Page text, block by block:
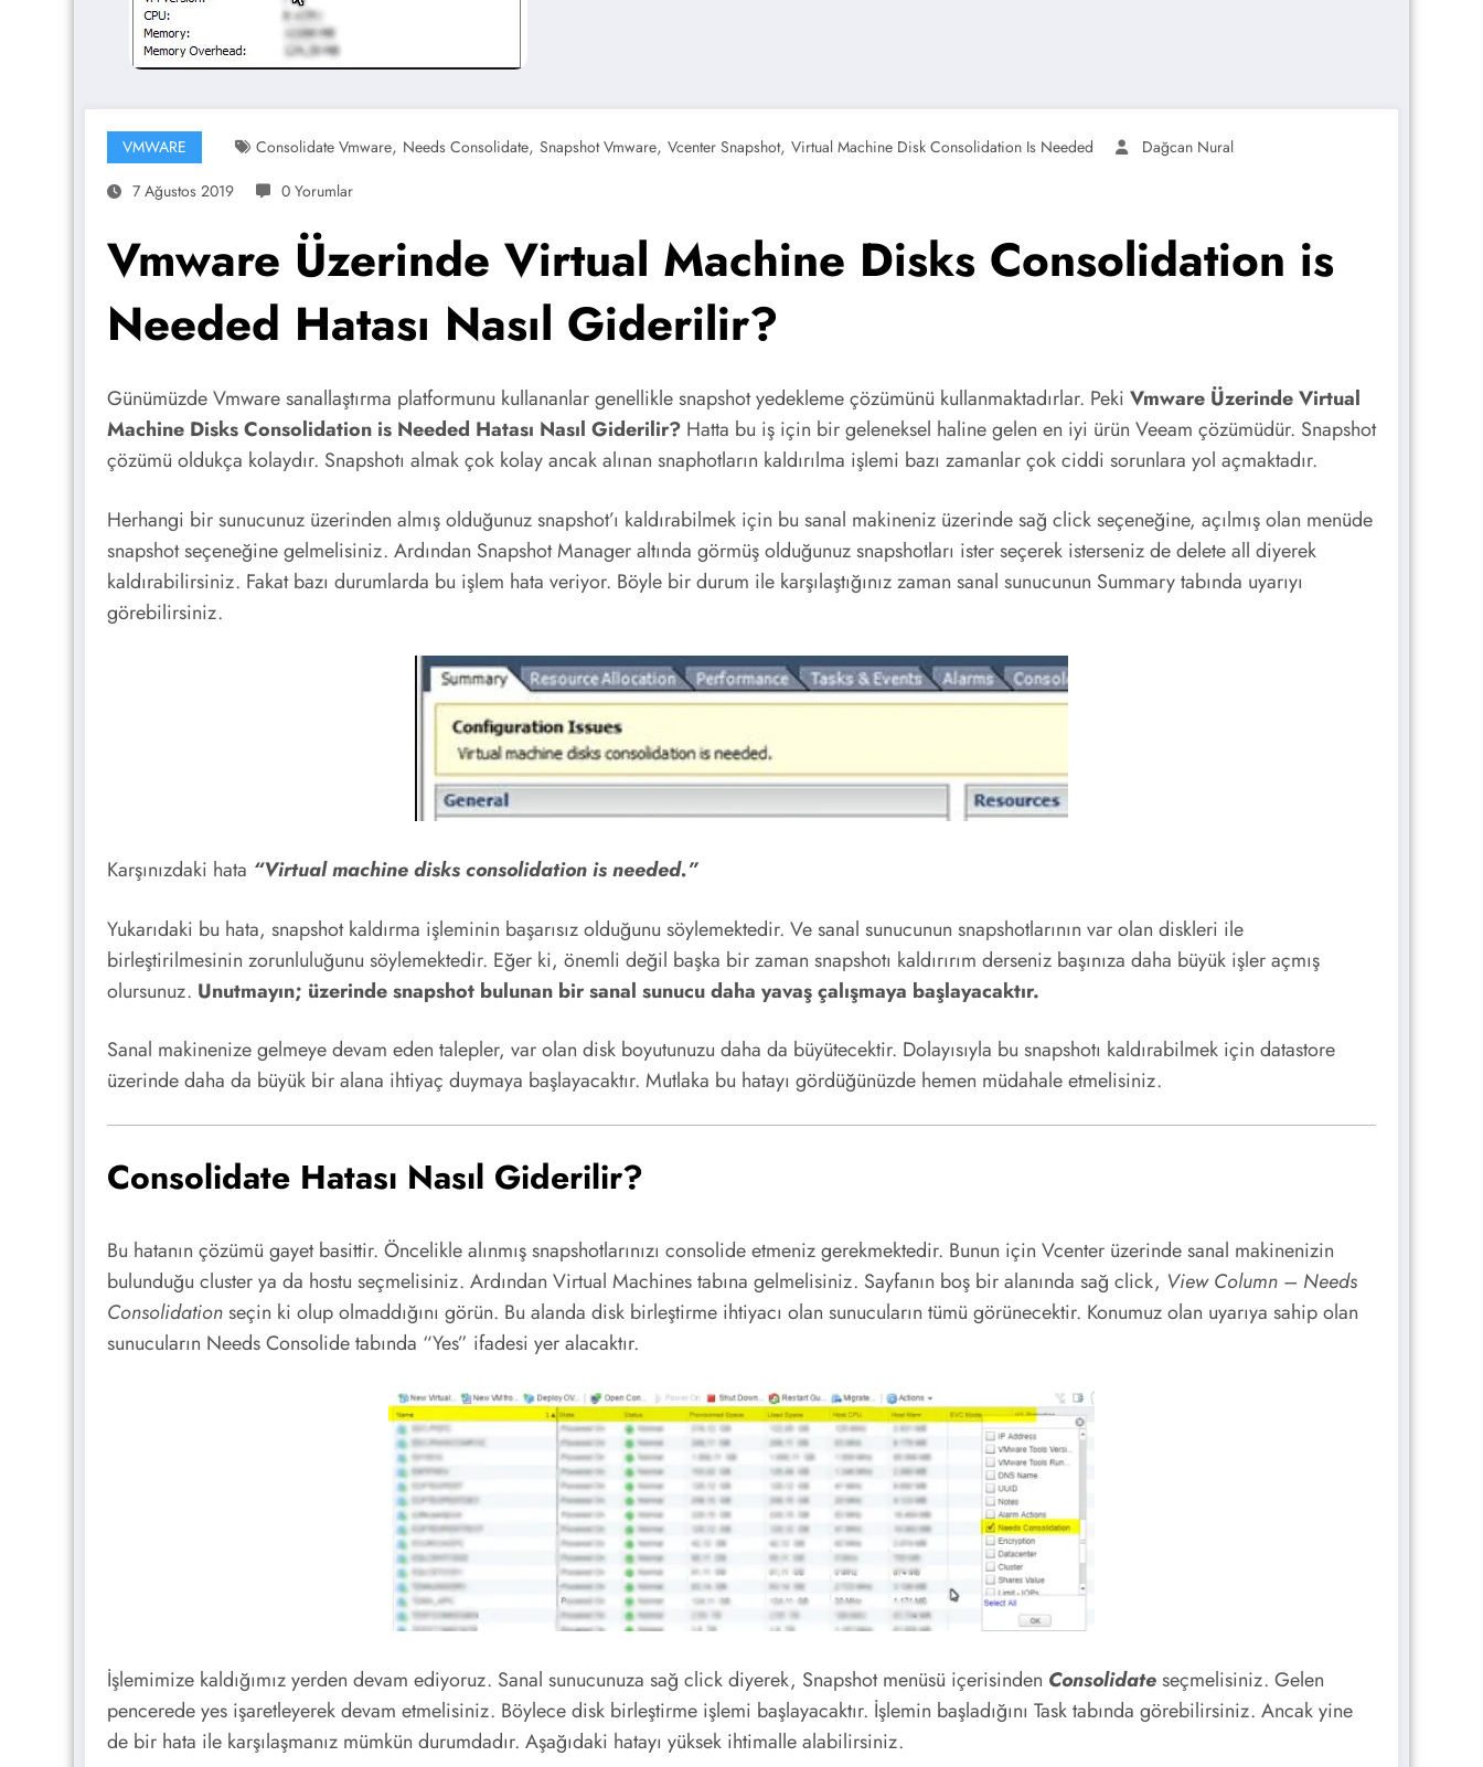
VMWARE Consolidate Vmware, Needs Consolidate, Snapshot Vmware, Vcenter Snapshot, Virtual Machine Disk Consolidation Is Needed
Dağcan Nural
7 Ağustos 2019
0 Yorumlar
Vmware Üzerinde Virtual Machine Disks Consolidation is
Needed Hatası Nasıl Giderilir?
Günümüzde Vmware sanallaştırma platformunu kullananlar genellikle snapshot yedekleme çözümünü kullanmaktadırlar. Peki Vmware Üzerinde Virtual
Machine Disks Consolidation is Needed Hatası Nasıl Giderilir? Hatta bu iş için bir geleneksel haline gelen en iyi ürün Veeam çözümüdür. Snapshot
çözümü oldukça kolaydır. Snapshotı almak çok kolay ancak alınan snaphotların kaldırılma işlemi bazı zamanlar çok ciddi sorunlara yol açmaktadır.
Herhangi bir sunucunuz üzerinden almış olduğunuz snapshot’ı kaldırabilmek için bu sanal makineniz üzerinde sağ click seçeneğine, açılmış olan menüde
snapshot seçeneğine gelmelisiniz. Ardından Snapshot Manager altında görmüş olduğunuz snapshotları ister seçerek isterseniz de delete all diyerek
kaldırabilirsiniz. Fakat bazı durumlarda bu işlem hata veriyor. Böyle bir durum ile karşılaştığınız zaman sanal sunucunun Summary tabında uyarıyı
görebilirsiniz.
Karşınızdaki hata “Virtual machine disks consolidation is needed.”
Yukarıdaki bu hata, snapshot kaldırma işleminin başarısız olduğunu söylemektedir. Ve sanal sunucunun snapshotlarının var olan diskleri ile
birleştirilmesinin zorunluluğunu söylemektedir. Eğer ki, önemli değil başka bir zaman snapshotı kaldırırım derseniz başınıza daha büyük işler açmış
olursunuz. Unutmayın; üzerinde snapshot bulunan bir sanal sunucu daha yavaş çalışmaya başlayacaktır.
Sanal makinenize gelmeye devam eden talepler, var olan disk boyutunuzu daha da büyütecektir. Dolayısıyla bu snapshotı kaldırabilmek için datastore
üzerinde daha da büyük bir alana ihtiyaç duymaya başlayacaktır. Mutlaka bu hatayı gördüğünüzde hemen müdahale etmelisiniz.
Consolidate Hatası Nasıl Giderilir?
Bu hatanın çözümü gayet basittir. Öncelikle alınmış snapshotlarınızı consolide etmeniz gerekmektedir. Bunun için Vcenter üzerinde sanal makinenizin
bulunduğu cluster ya da hostu seçmelisiniz. Ardından Virtual Machines tabına gelmelisiniz. Sayfanın boş bir alanında sağ click, View Column – Needs
Consolidationseçin ki olup olmaddığını görün. Bu alanda disk birleştirme ihtiyacı olan sunucuların tümü görünecektir. Konumuz olan uyarıya sahip olan
sunucuların Needs Consolide tabında “Yes” ifadesi yer alacaktır.
İşlemimize kaldığımız yerden devam ediyoruz. Sanal sunucunuza sağ click diyerek, Snapshot menüsü içerisinden Consolidateseçmelisiniz. Gelen
pencerede yes işaretleyerek devam etmelisiniz. Böylece disk birleştirme işlemi başlayacaktır. İşlemin başladığını Task tabında görebilirsiniz. Ancak yine
de bir hata ile karşılaşmanız mümkün durumdadır. Aşağıdaki hatayı yüksek ihtimalle alabilirsiniz.